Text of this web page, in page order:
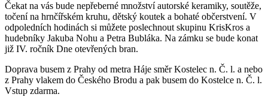
Čekat na vás bude nepřeberné množství autorské keramiky, soutěže,
točení na hrnčířském kruhu, dětský koutek a bohaté občerstvení. V
odpoledních hodinách si můžete poslechnout skupinu KrisKros a
hudebníky Jakuba Nohu a Petra Bubláka. Na zámku se bude konat
již IV. ročník Dne otevřených bran.
Doprava busem z Prahy od metra Háje směr Kostelec n. Č. l. a nebo
z Prahy vlakem do Českého Brodu a pak busem do Kostelce n. Č. l.
Vstup zdarma.